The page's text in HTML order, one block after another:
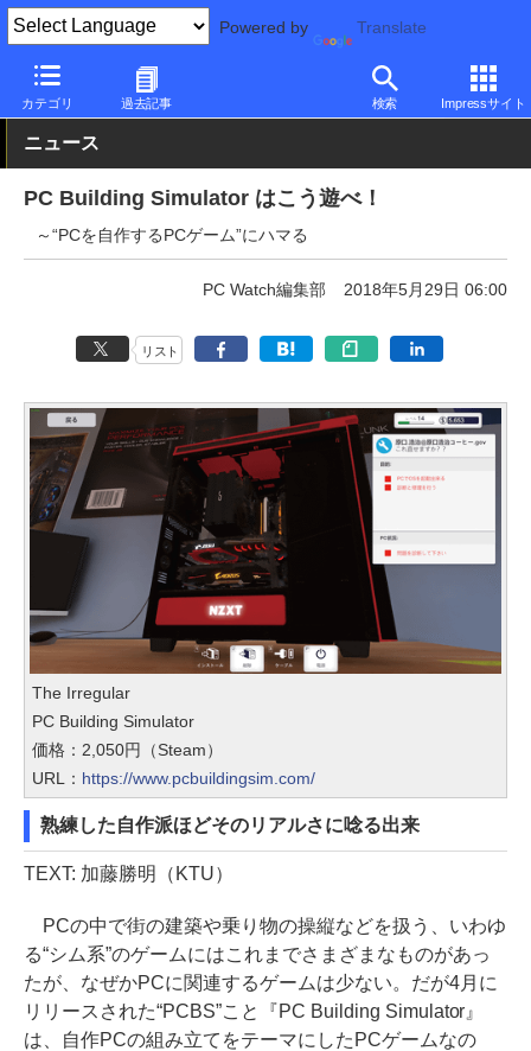
Powered by Translate
カテゴリ 過去記事 検索 Impressサイト
PC Watch 半導体/周辺機器 その他
ニュース
PC Building Simulator はこう遊べ！
～“PCを自作するPCゲーム”にハマる
PC Watch編集部 2018年5月29日 06:00
リスト
The Irregular
PC Building Simulator
価格：2,050円（Steam）
URL： https://www.pcbuildingsim.com/
熟練した自作派ほどそのリアルさに唸る出来
TEXT: 加藤勝明（KTU）
PCの中で街の建築や乗り物の操縦などを扱う、いわゆ
る“シム系”のゲームにはこれまでさまざまなものがあっ
たが、なぜかPCに関連するゲームは少ない。だが4月に
リリースされた“PCBS”こと『PC Building Simulator』
は、自作PCの組み立てをテーマにしたPCゲームなの